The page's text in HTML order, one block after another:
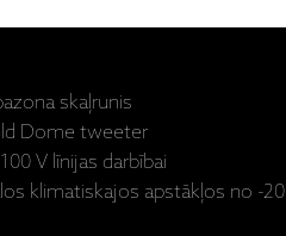
skaļrunis
Dome tweeter
V līnijas darbībai
klimatiskajos apstākļos no -20